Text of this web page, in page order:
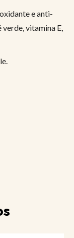
e anti-
vitamina E,